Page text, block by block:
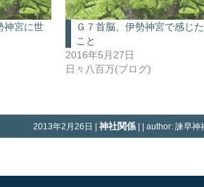
神宮に世
Ｇ７首脳、伊勢神宮で感じた
こと
2016年5月27日
日々八百万(ブログ)
2013年2月26日 | 神社関係 | | author: 諫早神